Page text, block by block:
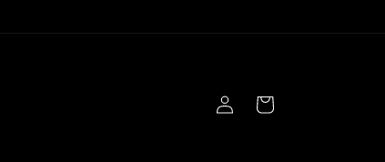
EinloggenWarenkorb